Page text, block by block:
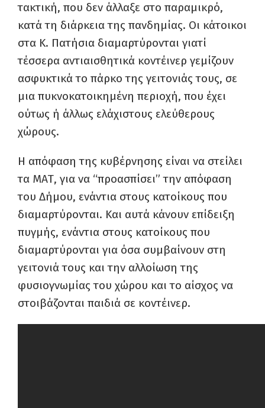
τακτική, που δεν άλλαξε στο παραμικρό,
κατά τη διάρκεια της πανδημίας. Οι κάτοικοι
στα Κ. Πατήσια διαμαρτύρονται γιατί
τέσσερα αντιαισθητικά κοντέινερ γεμίζουν
ασφυκτικά το πάρκο της γειτονιάς τους, σε
μια πυκνοκατοικημένη περιοχή, που έχει
ούτως ή άλλως ελάχιστους ελεύθερους
χώρους.
Η απόφαση της κυβέρνησης είναι να στείλει
τα ΜΑΤ, για να “προασπίσει” την απόφαση
του Δήμου, ενάντια στους κατοίκους που
διαμαρτύρονται. Και αυτά κάνουν επίδειξη
πυγμής, ενάντια στους κατοίκους που
διαμαρτύρονται για όσα συμβαίνουν στη
γειτονιά τους και την αλλοίωση της
φυσιογνωμίας του χώρου και το αίσχος να
στοιβάζονται παιδιά σε κοντέινερ.